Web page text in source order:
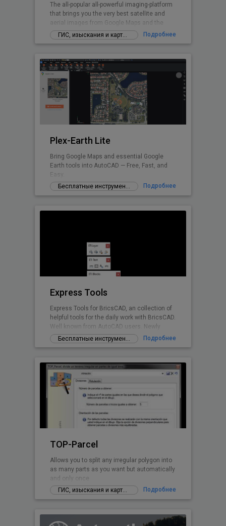
The all-popular all-powerful imaging-platform
that brings you the very best satellite and
aerial images from Google Maps and the
world's premium providers!ГИС, изыскания и картографирование Подробнее
Plex-Earth Lite
Bring Google Maps and essential Google
Earth tools into AutoCAD — Free, Fast, and
Easy.
Бесплатные инструменты и дополнения
Подробнее
Express Tools
Express Tools for BricsCAD, an collection of
helpful tools for the daily work with BricsCAD.
Well known from AutoCAD users. Newly
written for BricsCAD now.
Бесплатные инструменты и дополнения Подробнее
TOP-Parcel
Allows you to split any irregular polygon into
as many parts as you want but automatically
and only once
ГИС, изыскания и картографирование
Подробнее